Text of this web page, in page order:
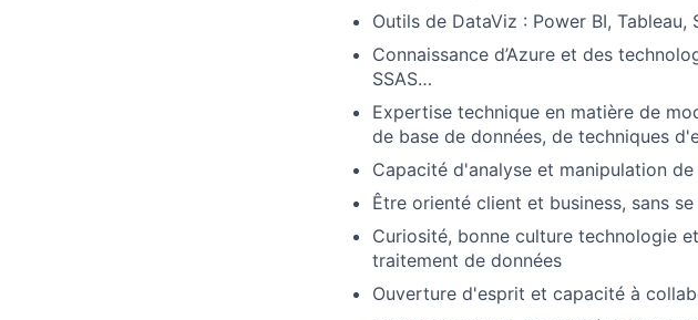
Outils de DataViz : Power BI,
Connaissance d’Azure et des
SSAS…
Expertise technique en matière de
de base de données, de techniques
Capacité d'analyse et manipulation de
Être orienté client et business, sans
Curiosité, bonne culture technologie
traitement de données
Ouverture d'esprit et capacité à